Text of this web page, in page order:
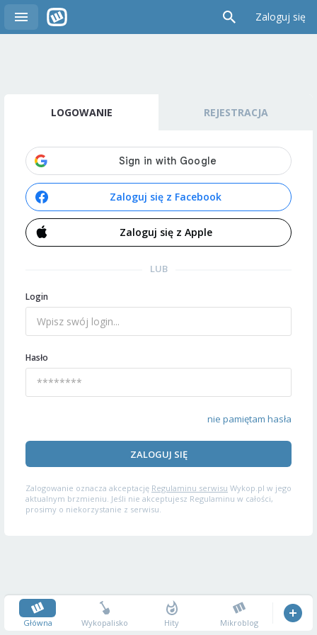
Zaloguj się
LOGOWANIE REJESTRACJA
Zaloguj się z Facebook
Zaloguj się z Apple
LUB
Login
Hasło
nie pamiętam hasła
ZALOGUJ SIĘ
Zalogowanie oznacza akceptację Regulaminu serwisu Wykop.pl w jego
aktualnym brzmieniu. Jeśli nie akceptujesz Regulaminu w całości,
prosimy o niekorzystanie z serwisu.
Główna Wykopalisko Hity Mikroblog